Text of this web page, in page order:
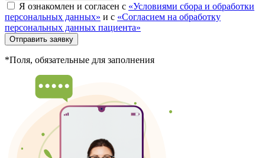
Я ознакомлен и согласен с «Условиями сбора и обработки
персональных данных» и с «Согласием на обработку
персональных данных пациента»
Отправить заявку
*Поля, обязательные для заполнения